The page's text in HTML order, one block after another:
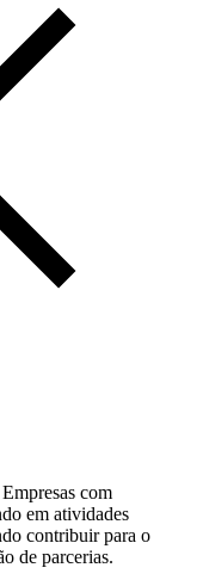
com
em atividades
contribuir para o
de parcerias.